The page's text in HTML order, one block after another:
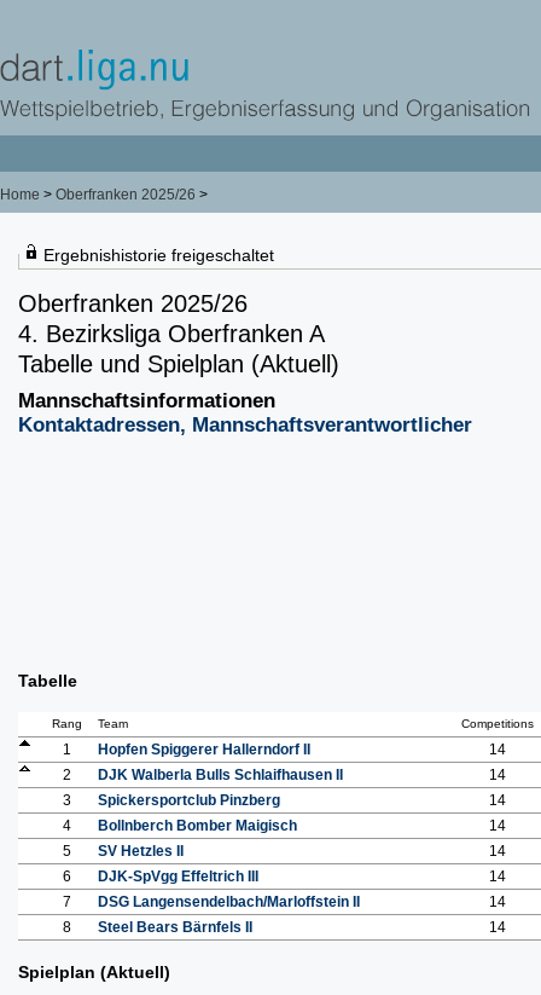
Home > Oberfranken 2025/26 >
Ergebnishistorie freigeschaltet
Oberfranken 2025/26
4. Bezirksliga Oberfranken A
Tabelle und Spielplan (Aktuell)
Mannschaftsinformationen
Kontaktadressen, Mannschaftsverantwortlicher
Tabelle
Rang Team Competitions
1 Hopfen Spiggerer Hallerndorf II
14
2
DJK Walberla Bulls Schlaifhausen II
14
3
Spickersportclub Pinzberg
14
4
Bollnberch Bomber Maigisch
14
5
SV Hetzles II
14
6
DJK-SpVgg Effeltrich III
14
7
DSG Langensendelbach/Marloffstein II
14
8
Steel Bears Bärnfels II 14
Spielplan (Aktuell)